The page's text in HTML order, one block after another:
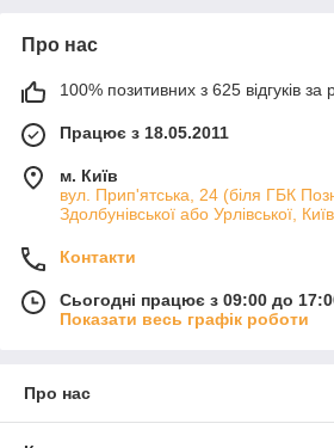
Про нас
100% позитивних з 625 відгуків за
Працює з 18.05.2011
м. Київ
вул. Прип'ятська, 24 (біля ГБК
Здолбунівської або Урлівської,
Контакти
Сьогодні працює з 09:00 до
Показати весь графік роботи
Про нас